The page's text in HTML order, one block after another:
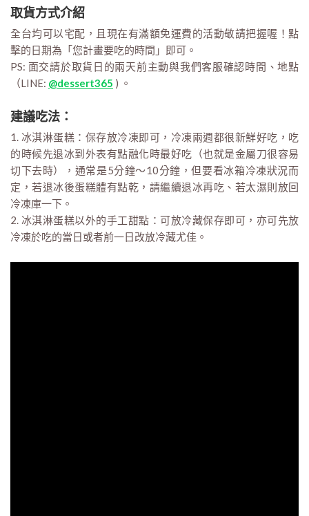
取貨方式介紹
全台均可以宅配，且現在有滿額免運費的活動敬請把握喔！點
擊的日期為「您計畫要吃的時間」即可。
PS: 面交請於取貨日的兩天前主動與我們客服確認時間、地點
（LINE: @dessert365 ) 。
建議吃法：
1. 冰淇淋蛋糕：保存放冷凍即可，冷凍兩週都很新鮮好吃，吃
的時候先退冰到外表有點融化時最好吃（也就是金屬刀很容易
切下去時），通常是5分鐘～10分鐘，但要看冰箱冷凍狀況而
定，若退冰後蛋糕體有點乾，請繼續退冰再吃、若太濕則放回
冷凍庫一下。
2. 冰淇淋蛋糕以外的手工甜點：可放冷藏保存即可，亦可先放
冷凍於吃的當日或者前一日改放冷藏尤佳。